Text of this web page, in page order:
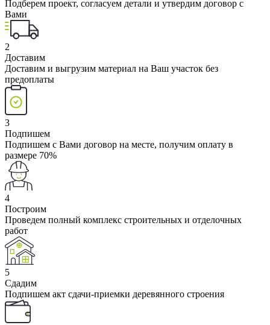
Подберем проект, согласуем детали и утвердим договор с
Вами
2
Доставим
Доставим и выгрузим материал на Ваш участок без
предоплаты
3
Подпишем
Подпишем с Вами договор на месте, получим оплату в
размере 70%
4
Построим
Проведем полный комплекс строительных и отделочных
работ
5
Сдадим
Подпишем акт сдачи-приемки деревянного строения